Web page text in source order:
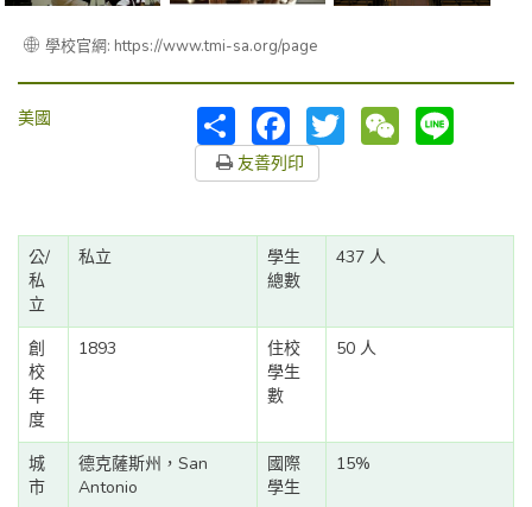
學校官網: https://www.tmi-sa.org/page
美國
分
FacebookTwitter WeChat
友善列印
公/
私
立
私立
學生
總數
437 人
創
校
年
度
1893
住校
學生
數
50 人
城
市
德克薩斯州，San
Antonio
國際
學生
15%